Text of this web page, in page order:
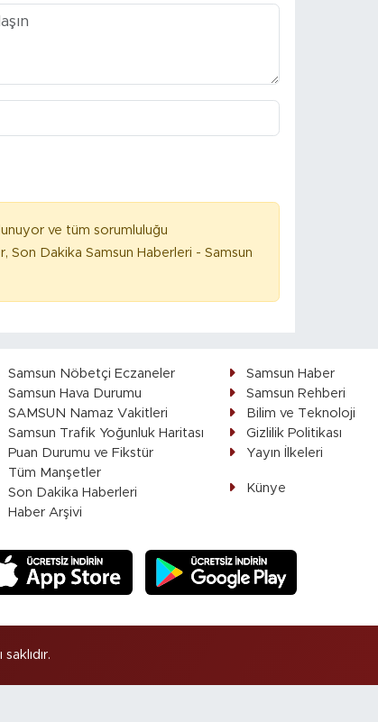
ve tüm sorumluluğu
Son Dakika Samsun Haberleri - Samsun
Samsun Nöbetçi Eczaneler
Samsun Hava Durumu
SAMSUN Namaz Vakitleri
Samsun Trafik Yoğunluk Haritası
Puan Durumu ve Fikstür
Tüm Manşetler
Son Dakika Haberleri
Haber Arşivi
Samsun Haber
Samsun Rehberi
Bilim ve Teknoloji
Gizlilik Politikası
Yayın İlkeleri
Künye